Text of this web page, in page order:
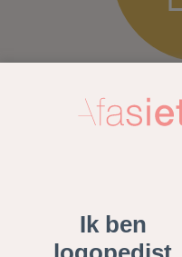
Ik ben